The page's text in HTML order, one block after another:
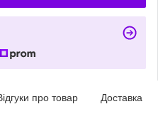
про товар Доставка